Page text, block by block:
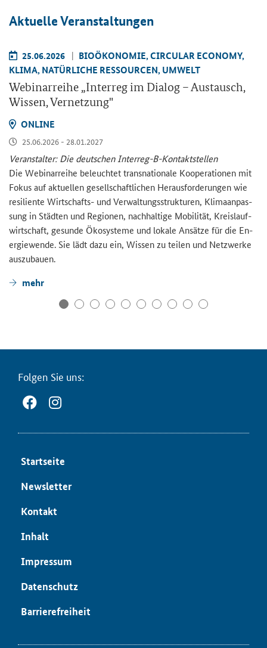
Ak­tu­el­le Ver­an­stal­tun­gen
25.06.2026
BIO­ÖKO­NO­MIE, CIR­CU­LAR ECO­NO­MY,
KLIMA, NA­TÜR­LI­CHE RES­SOUR­CEN, UM­WELT
We­bi­nar­rei­he „Interregim Dia­log – Aus­tausch,
Wis­sen, Ver­net­zung"
ON­LINE
25.06.2026 - 28.01.2027
Ver­an­stal­ter: Die deut­schen Interreg-​B-Kontaktstellen
Die We­bi­nar­rei­he be­leuch­tet trans­na­tio­na­le Ko­ope­ra­tio­nen mit
Fokus auf ak­tu­el­len ge­sell­schaft­li­chen Her­aus­for­de­run­gen wie
re­si­li­en­te Wirtschafts-​ und Ver­wal­tungs­struk­tu­ren, Kli­ma­an­pas­
sung in Städ­ten und Re­gio­nen, nach­hal­ti­ge Mo­bi­li­tät, Kreis­lauf­
wirt­schaft, ge­sun­de Öko­sys­te­me und lo­ka­le An­sät­ze für die En­
er­gie­wen­de. Sie lädt dazu ein, Wis­sen zu tei­len und Netz­wer­ke
aus­zu­bau­en.
mehr
Fol­gen Sie uns:
Start­sei­te
News­let­ter
Kon­takt
In­halt
Im­pres­sum
Da­ten­schutz
Bar­rie­re­frei­heit